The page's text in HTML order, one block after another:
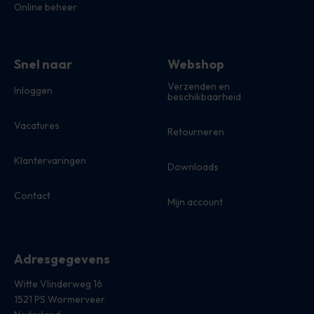
Online beheer
Snel naar
Inloggen
Vacatures
Klantervaringen
Contact
Webshop
Verzenden en
beschikbaarheid
Retourneren
Downloads
Mijn account
Adresgegevens
Witte Vlinderweg 16
1521 PS Wormerveer